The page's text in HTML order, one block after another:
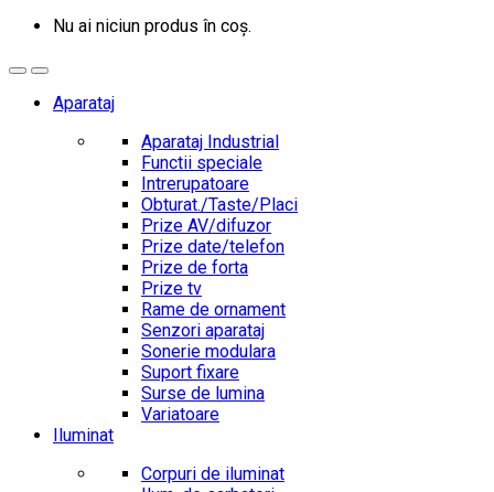
Nu ai niciun produs în coș.
Aparataj
Aparataj Industrial
Functii speciale
Intrerupatoare
Obturat./Taste/Placi
Prize AV/difuzor
Prize date/telefon
Prize de forta
Prize tv
Rame de ornament
Senzori aparataj
Sonerie modulara
Suport fixare
Surse de lumina
Variatoare
Iluminat
Corpuri de iluminat